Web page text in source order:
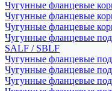
Чугунные фланцевые
Чугунные фланцевые
Чугунные фланцевые
Чугунные фланцевые
SALF / SBLF
Чугунные фланцевые
Чугунные фланцевые
Чугунные фланцевые